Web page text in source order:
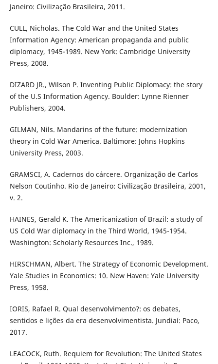
Janeiro: Civilização Brasileira, 2011.
CULL, Nicholas. The Cold War and the United States
Information Agency: American propaganda and public
diplomacy, 1945-1989. New York: Cambridge University
Press, 2008.
DIZARD JR., Wilson P. Inventing Public Diplomacy: the story
of the U.S Information Agency. Boulder: Lynne Rienner
Publishers, 2004.
GILMAN, Nils. Mandarins of the future: modernization
theory in Cold War America. Baltimore: Johns Hopkins
University Press, 2003.
GRAMSCI, A. Cadernos do cárcere. Organização de Carlos
Nelson Coutinho. Rio de Janeiro: Civilização Brasileira, 2001,
v. 2.
HAINES, Gerald K. The Americanization of Brazil: a study of
US Cold War diplomacy in the Third World, 1945-1954.
Washington: Scholarly Resources Inc., 1989.
HIRSCHMAN, Albert. The Strategy of Economic Development.
Yale Studies in Economics: 10. New Haven: Yale University
Press, 1958.
IORIS, Rafael R. Qual desenvolvimento?: os debates,
sentidos e lições da era desenvolvimentista. Jundiaí: Paco,
2017.
LEACOCK, Ruth. Requiem for Revolution: The United States